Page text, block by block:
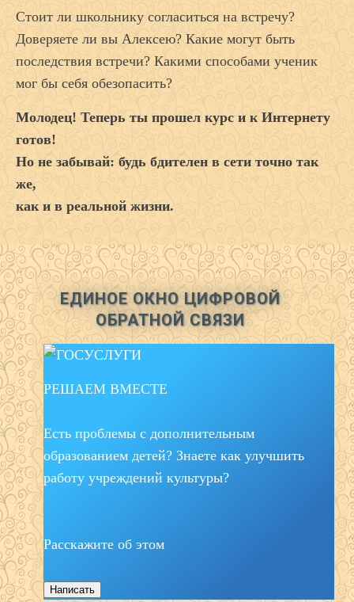
Стоит ли школьнику согласиться на встречу?
Доверяете ли вы Алексею? Какие могут быть
последствия встречи? Какими способами ученик
мог бы себя обезопасить?
Молодец! Теперь ты прошел курс и к Интернету
готов!
Но не забывай: будь бдителен в сети точно так
же,
как и в реальной жизни.
ЕДИНОЕ ОКНО ЦИФРОВОЙ
ОБРАТНОЙ СВЯЗИ
РЕШАЕМ ВМЕСТЕ
Есть проблемы с дополнительным
образованием детей? Знаете как улучшить
работу учреждений культуры?
Расскажите об этом
Написать